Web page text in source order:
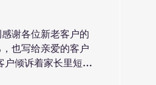
谢各位新老客户的
也写给亲爱的客户
户倾诉着家长里短，